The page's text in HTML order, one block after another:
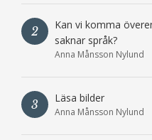
2
Kan vi komma
saknar språk?
Anna Månsson Nylund
3 Läsa bilder
Anna Månsson Nylund